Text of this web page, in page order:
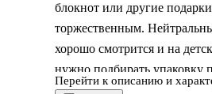
блокнот или другие
торжественным.
хорошо смотрится и на
нужно подбирать упаковку
Перейти к описанию и